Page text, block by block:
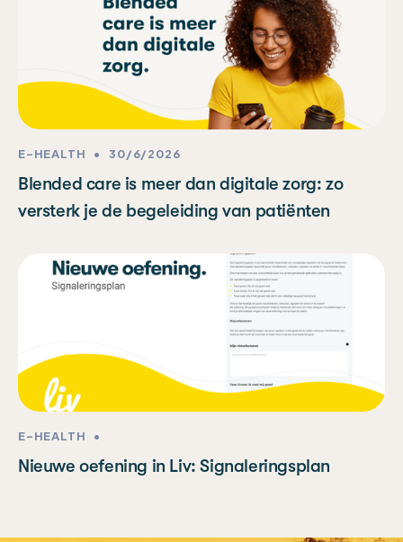
E-HEALTH • 30/6/2026
Blended care is meer dan digitale zorg: zo
versterk je de begeleiding van patiënten
E-HEALTH •
Nieuwe oefening in Liv: Signaleringsplan